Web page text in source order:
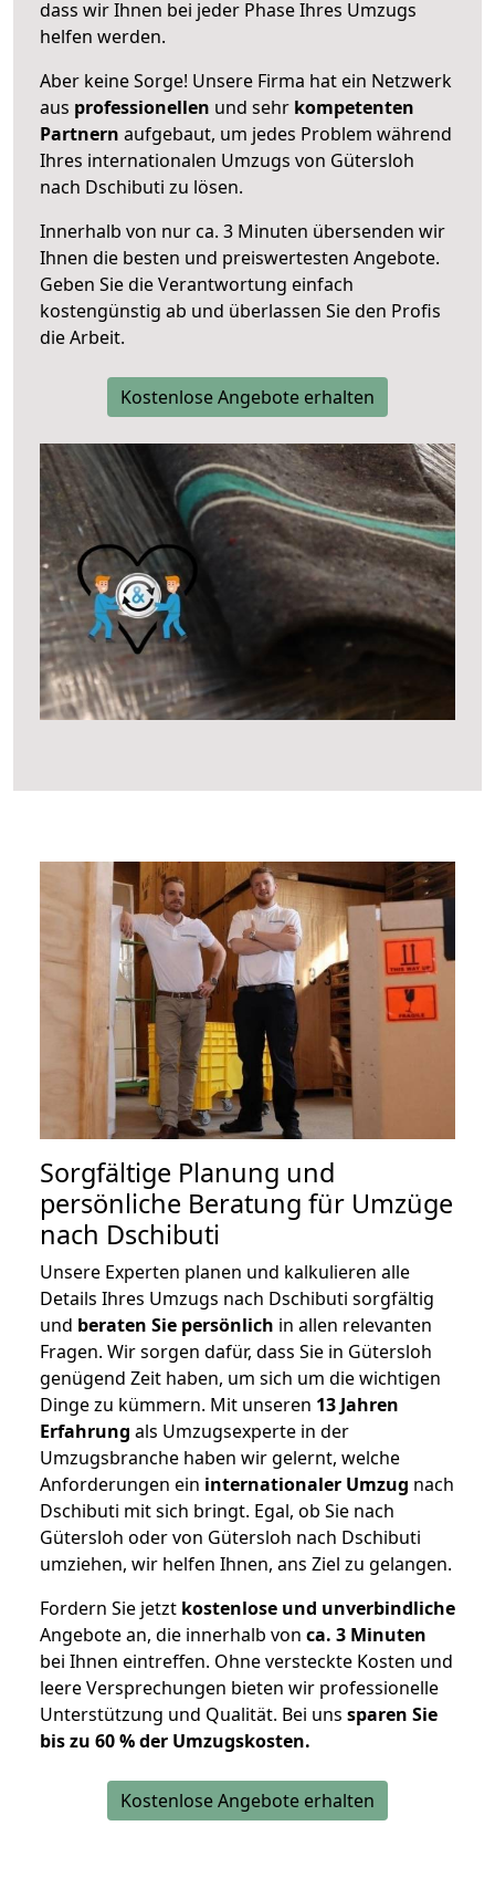
dass wir Ihnen bei jeder Phase Ihres Umzugs
helfen werden.
Aber keine Sorge! Unsere Firma hat ein Netzwerk
aus professionellen und sehr kompetenten
Partnern aufgebaut, um jedes Problem während
Ihres internationalen Umzugs von Gütersloh
nach Dschibuti zu lösen.
Innerhalb von nur ca. 3 Minuten übersenden wir
Ihnen die besten und preiswertesten Angebote.
Geben Sie die Verantwortung einfach
kostengünstig ab und überlassen Sie den Profis
die Arbeit.
Kostenlose Angebote erhalten
Sorgfältige Planung und
persönliche Beratung für Umzüge
nach Dschibuti
Unsere Experten planen und kalkulieren alle
Details Ihres Umzugs nach Dschibuti sorgfältig
und beraten Sie persönlich in allen relevanten
Fragen. Wir sorgen dafür, dass Sie in Gütersloh
genügend Zeit haben, um sich um die wichtigen
Dinge zu kümmern. Mit unseren 13 Jahren
Erfahrung als Umzugsexperte in der
Umzugsbranche haben wir gelernt, welche
Anforderungen ein internationaler Umzug nach
Dschibuti mit sich bringt. Egal, ob Sie nach
Gütersloh oder von Gütersloh nach Dschibuti
umziehen, wir helfen Ihnen, ans Ziel zu gelangen.
Fordern Sie jetzt kostenlose und unverbindliche
Angebote an, die innerhalb von ca. 3 Minuten
bei Ihnen eintreffen. Ohne versteckte Kosten und
leere Versprechungen bieten wir professionelle
Unterstützung und Qualität. Bei uns sparen Sie
bis zu 60 % der Umzugskosten.
Kostenlose Angebote erhalten